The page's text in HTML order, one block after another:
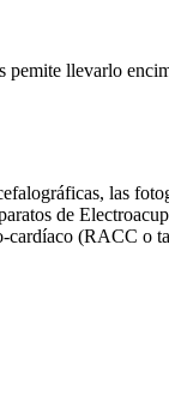
llevarlo
las
de
(RACC o